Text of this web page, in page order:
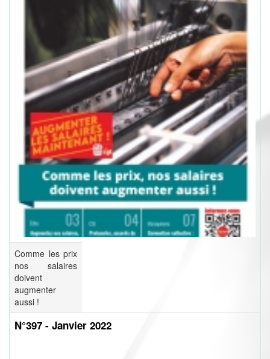
Comme les prix
nos salaires
doivent
augmenter
aussi !
N°397 - Janvier 2022